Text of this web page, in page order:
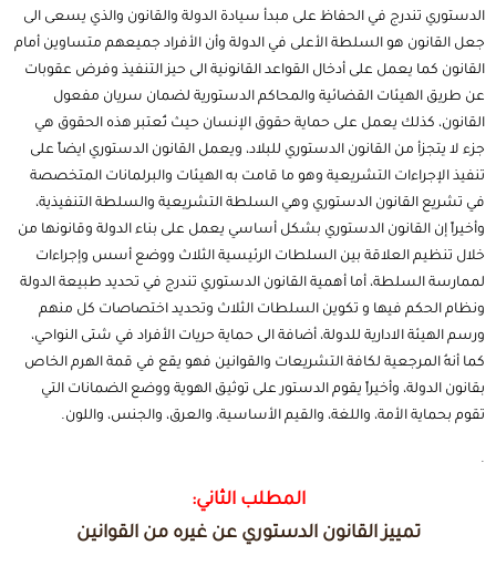
الدستوري تندرج في الحفاظ على مبدأ سيادة الدولة والقانون والذي يسعى الى
جعل القانون هو السلطة الأعلى في الدولة وأن الأفراد جميعهم متساوين أمام
القانون كما يعمل على أدخال القواعد القانونية الى حيز التنفيذ وفرض عقوبات
عن طريق الهيئات القضائية والمحاكم الدستورية لضمان سريان مفعول
القانون، كذلك يعمل على حماية حقوق الإنسان حيث تُعتبر هذه الحقوق هي
جزء لا يتجزأ من القانون الدستوري للبلاد، ويعمل القانون الدستوري ايضاً على
تنفيذ الإجراءات التشريعية وهو ما قامت به الهيئات والبرلمانات المتخصصة
في تشريع القانون الدستوري وهي السلطة التشريعية والسلطة التنفيذية،
وأخيراً إن القانون الدستوري بشكل أساسي يعمل على بناء الدولة وقانونها من
خلال تنظيم العلاقة بين السلطات الرئيسية الثلاث ووضع أسس وإجراءات
لممارسة السلطة، أما أهمية القانون الدستوري تندرج في تحديد طبيعة الدولة
ونظام الحكم فيها و تكوين السلطات الثلاث وتحديد اختصاصات كل منهم
ورسم الهيئة الادارية للدولة، أضافة الى حماية حريات الأفراد في شتى النواحي،
كما أنهُ المرجعية لكافة التشريعات والقوانين فهو يقع في قمة الهرم الخاص
بقانون الدولة، وأخيراً يقوم الدستور على توثيق الهوية ووضع الضمانات التي
تقوم بحماية الأمة، واللغة، والقيم الأساسية، والعرق، والجنس، واللون.
.
المطلب الثاني:
تمييز القانون الدستوري عن غيره من القوانين